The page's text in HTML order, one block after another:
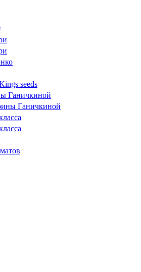
seeds
Ганичкиной
Ганичкиной